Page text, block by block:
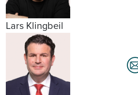
Lars Klingbeil